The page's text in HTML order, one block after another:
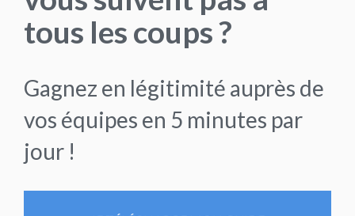
tous les coups ?
Gagnez en légitimité auprès de
vos équipes en 5 minutes par
jour !